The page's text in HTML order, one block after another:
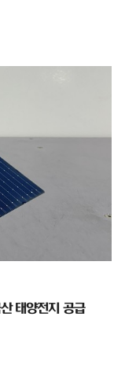
태양전지 공급